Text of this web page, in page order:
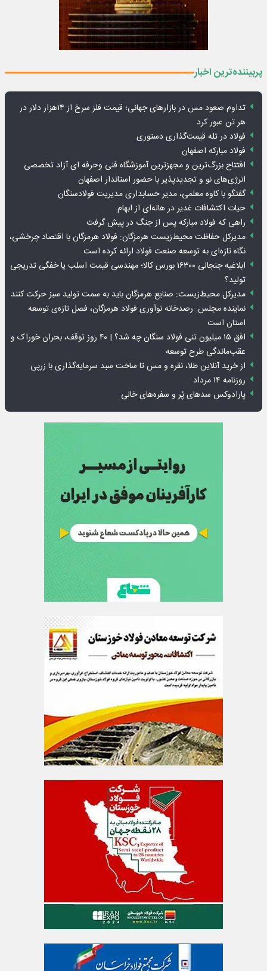
پربیننده‌ترین اخبار
تداوم صعود مس در بازارهای جهانی؛ قیمت فلز سرخ از ۱۴هزار دلار در
هر تن عبور کرد
فولاد در تله قیمت‌گذاری دستوری
فولاد مبارکه اصفهان
افتتاح بزرگ‌ترین و مجهزترین آموزشگاه فنی وحرفه ای آزاد تخصصی
انرژی‌های نو و تجدیدپذیر با حضور استاندار اصفهان
گفتگو با کاوه معلمی، مدیر حسابداری مدیریت فولادسنگان
حیات اکتشافات غدیر در هاله‌ای از ابهام
راهی که فولاد مبارکه پس از جنگ در پیش گرفت
مدیرکل حفاظت محیط‌زیست هرمزگان: فولاد هرمزگان با اقتصاد چرخشی،
نگاه تازه‌ای به توسعه صنعت فولاد ارائه کرده است
ابلاغیه جنجالی ۱۶۳۰۰ بورس کالا؛ مهندسی قیمت اسلب یا خفگی تدریجی
تولید؟
مدیرکل محیط‌زیست: صنایع هرمزگان باید به سمت تولید سبز حرکت کنند
نماینده مجلس: رصدخانه نوآوری فولاد هرمزگان، فصل تازه‌ی توسعه
استان است
افق ۱۵ میلیون تنی فولاد سنگان چه شد؟ | ۴۰ روز توقف، بحران خوراک و
عقب‌ماندگی طرح توسعه
از خرید آنلاین طلا، نقره و مس تا ساخت سبد سرمایه‌گذاری با زرپی
روزنامه ۱۴ مرداد
پارادوکس سدهای پُر و سفره‌های خالی